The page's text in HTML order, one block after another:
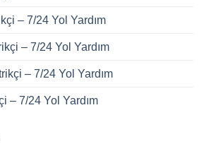
– 7/24 Yol Yardım
– 7/24 Yol Yardım
– 7/24 Yol Yardım
– 7/24 Yol Yardım